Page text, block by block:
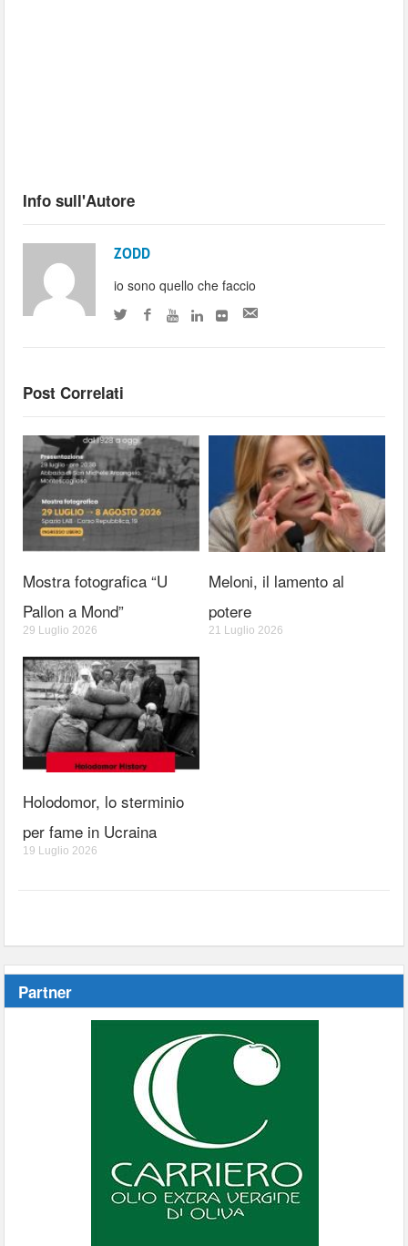
Info sull'Autore
ZODD
io sono quello che faccio
Post Correlati
Mostra fotografica “U
Pallon a Mond”
29 Luglio 2026
Meloni, il lamento al
potere
21 Luglio 2026
Holodomor, lo sterminio
per fame in Ucraina
19 Luglio 2026
Partner